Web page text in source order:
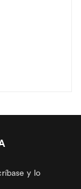
y lo